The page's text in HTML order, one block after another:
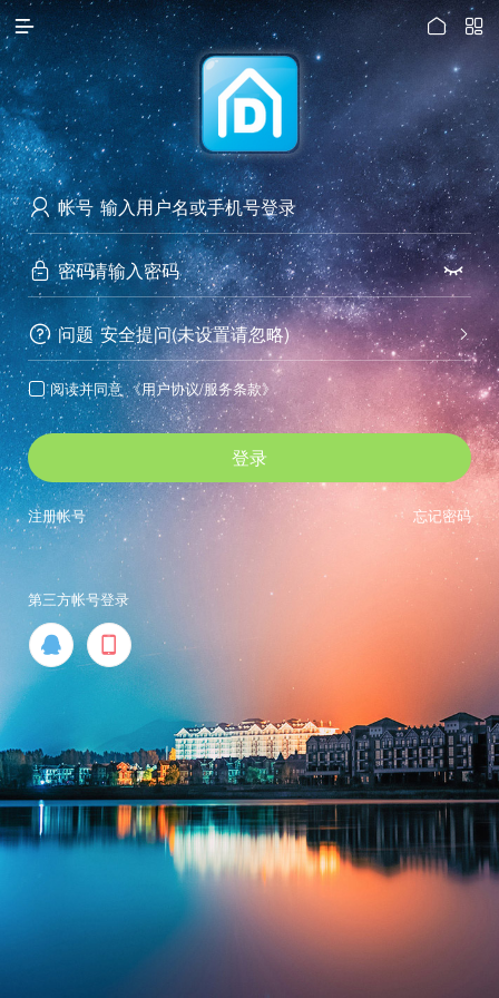

访问电脑版
 

 帐号
 密码 
 问题 
安全提问(未设置请忽略)
 阅读并同意 《用户协议/服务条款》
登录
忘记密码
注册帐号
第三方帐号登录
 